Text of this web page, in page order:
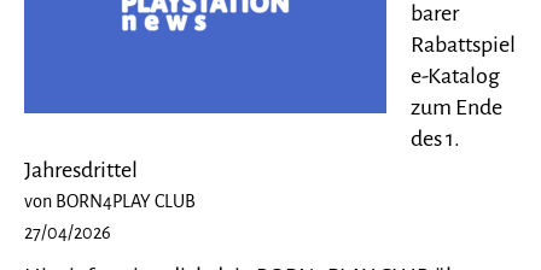
barer
Rabattspiel
e-Katalog
zum Ende
des 1.
Jahresdrittel
von BORN4PLAY CLUB
27/04/2026